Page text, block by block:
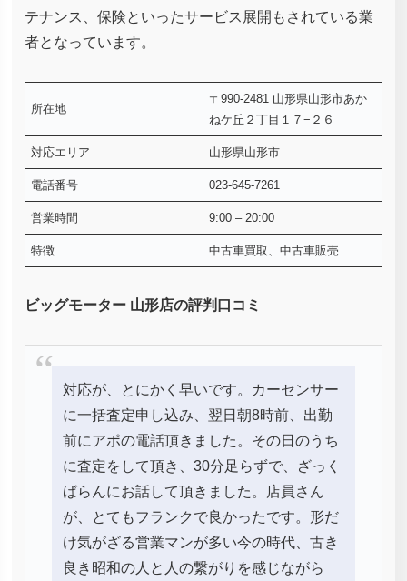
テナンス、保険といったサービス展開もされている業
者となっています。
所在地
〒990-2481 山形県山形市あか
ねケ丘２丁目１７−２６
対応エリア 山形県山形市
電話番号 023-645-7261
営業時間 9:00 – 20:00
特徴 中古車買取、中古車販売
ビッグモーター 山形店の評判口コミ
対応が、とにかく早いです。カーセンサー
に一括査定申し込み、翌日朝8時前、出勤
前にアポの電話頂きました。その日のうち
に査定をして頂き、30分足らずで、ざっく
ばらんにお話して頂きました。店員さん
が、とてもフランクで良かったです。形だ
け気がざる営業マンが多い今の時代、古き
良き昭和の人と人の繋がりを感じながら